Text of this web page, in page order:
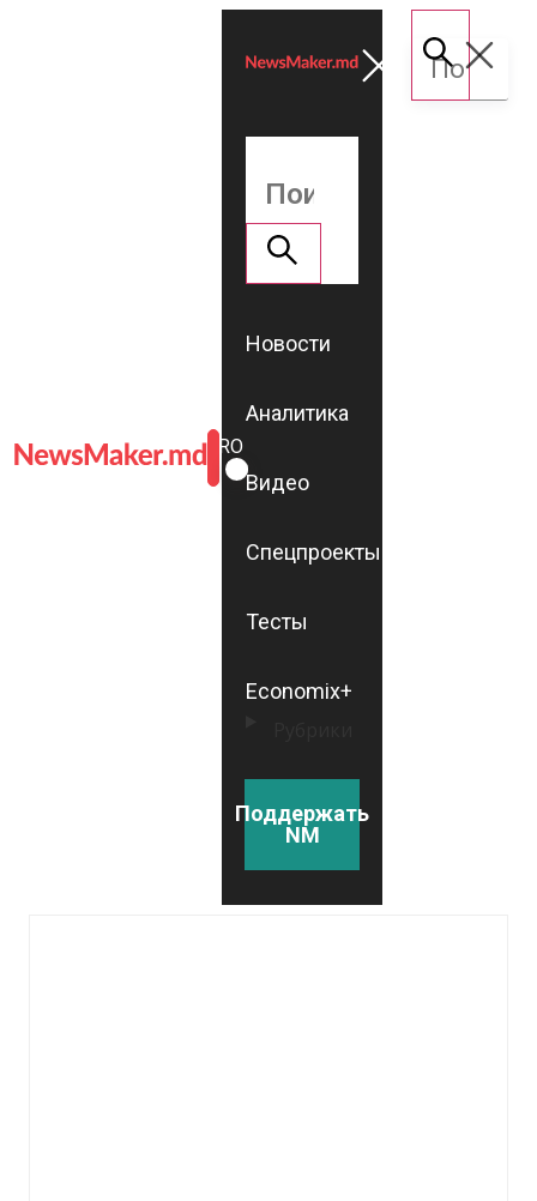
ROMÂNĂ
RU
Новости
Аналитика
Видео
Спецпроекты
Тесты
Economix+
Поддержать
NM